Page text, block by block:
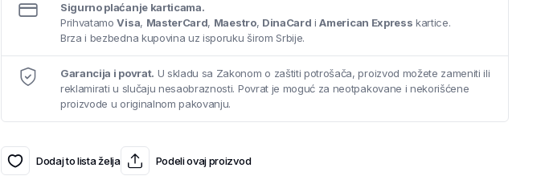
Sigurno plaćanje karticama.
PrihvatamoVisa, MasterCard, Maestro, DinaCard iAmerican Express kartice.
Brza i bezbedna kupovina uz isporuku širom Srbije.
Garancija i povrat. U skladu sa Zakonom o zaštiti potrošača, proizvod možete zameniti ili
reklamirati u slučaju nesaobraznosti. Povrat je moguć za neotpakovane i nekorišćene
proizvode u originalnom pakovanju.
Dodaj to lista želja Podeli ovaj proizvod